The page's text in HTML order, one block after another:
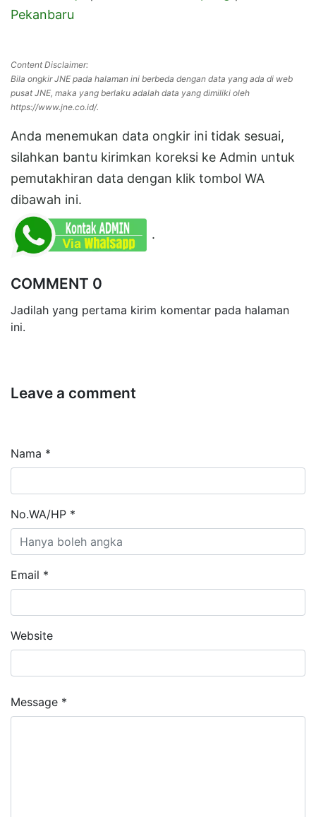
Pekanbaru
Content Disclaimer:
Bila ongkir JNE pada halaman ini berbeda dengan data yang ada di web
pusat JNE, maka yang berlaku adalah data yang dimiliki oleh
https://www.jne.co.id/.
Anda menemukan data ongkir ini tidak sesuai,
silahkan bantu kirimkan koreksi ke Admin untuk
pemutakhiran data dengan klik tombol WA
dibawah ini.
.
COMMENT 0
Jadilah yang pertama kirim komentar pada halaman
ini.
Leave a comment
Nama *
No.WA/HP *
Email *
Website
Message *